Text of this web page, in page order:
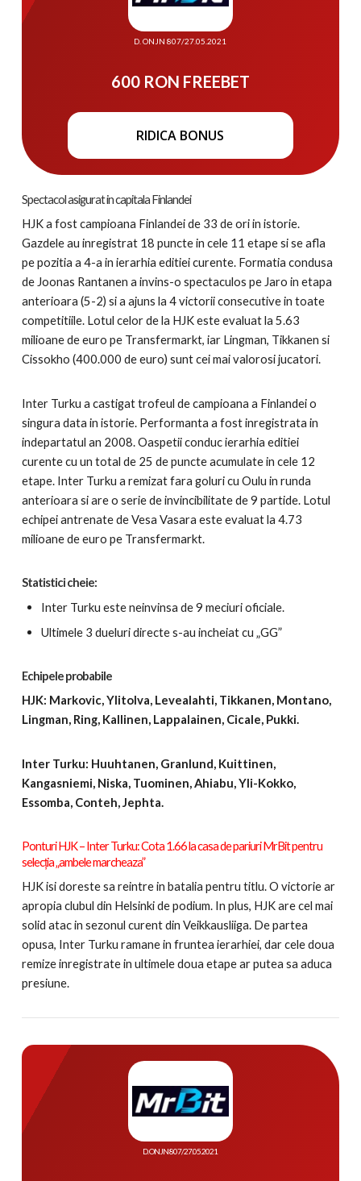
D. ONJN 807/27.05.2021
600 RON FREEBET
RIDICA BONUS
Spectacol asigurat in capitala Finlandei
HJK a fost campioana Finlandei de 33 de ori in istorie.
Gazdele au inregistrat 18 puncte in cele 11 etape si se afla
pe pozitia a 4-a in ierarhia editiei curente. Formatia condusa
de Joonas Rantanen a invins-o spectaculos pe Jaro in etapa
anterioara (5-2) si a ajuns la 4 victorii consecutive in toate
competitiile. Lotul celor de la HJK este evaluat la 5.63
milioane de euro pe Transfermarkt, iar Lingman, Tikkanen si
Cissokho (400.000 de euro) sunt cei mai valorosi jucatori.
Inter Turku a castigat trofeul de campioana a Finlandei o
singura data in istorie. Performanta a fost inregistrata in
indepartatul an 2008. Oaspetii conduc ierarhia editiei
curente cu un total de 25 de puncte acumulate in cele 12
etape. Inter Turku a remizat fara goluri cu Oulu in runda
anterioara si are o serie de invincibilitate de 9 partide. Lotul
echipei antrenate de Vesa Vasara este evaluat la 4.73
milioane de euro pe Transfermarkt.
Statistici cheie:
Inter Turku este neinvinsa de 9 meciuri oficiale.
Ultimele 3 dueluri directe s-au incheiat cu „GG”
Echipele probabile
HJK: Markovic, Ylitolva, Levealahti, Tikkanen, Montano,
Lingman, Ring, Kallinen, Lappalainen, Cicale, Pukki.
Inter Turku: Huuhtanen, Granlund, Kuittinen,
Kangasniemi, Niska, Tuominen, Ahiabu, Yli-Kokko,
Essomba, Conteh, Jephta.
Ponturi HJK – Inter Turku:Cota 1.66 la casa de pariuri MrBit pentru
selecția „ambele marcheaza”
HJK isi doreste sa reintre in batalia pentru titlu. O victorie ar
apropia clubul din Helsinki de podium. In plus, HJK are cel mai
solid atac in sezonul curent din Veikkausliiga. De partea
opusa, Inter Turku ramane in fruntea ierarhiei, dar cele doua
remize inregistrate in ultimele doua etape ar putea sa aduca
presiune.
D. ONJN 807/27.05.2021